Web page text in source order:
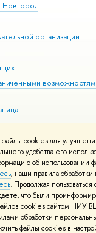
cookies для
удобства его
об использовании
, наши правила
. Продолжая пользоваться
что были
cookies сайтом НИУ
обработки
файлы cookies в
организации
Адреса и контакты
конфиденциальности
Slab разработаны в